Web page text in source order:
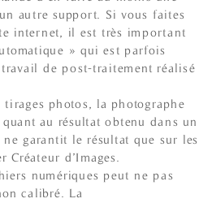
autre support. Si vous faites
internet, il est très important
» qui est parfois
de post-traitement réalisé
tirages photos, la photographe
au résultat obtenu dans un
garantit le résultat que sur les
Créateur d’Images.
numériques peut ne pas
calibré. La